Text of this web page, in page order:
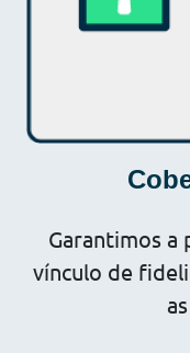
Garantimos a
vínculo de